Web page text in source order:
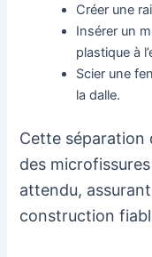
Créer une
Insérer un
plastique à
Scier une
la dalle.
Cette séparation
des
attendu,
construction